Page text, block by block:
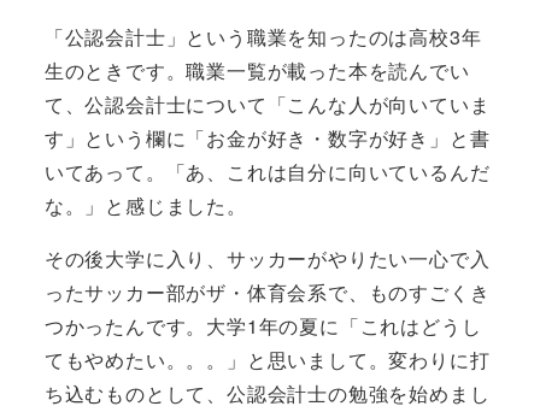
「公認会計士」という職業を知ったのは高校3年
生のときです。職業一覧が載った本を読んでい
て、公認会計士について「こんな人が向いていま
す」という欄に「お金が好き・数字が好き」と書
いてあって。「あ、これは自分に向いているんだ
な。」と感じました。
その後大学に入り、サッカーがやりたい一心で入
ったサッカー部がザ・体育会系で、ものすごくき
つかったんです。大学1年の夏に「これはどうし
てもやめたい。。。」と思いまして。変わりに打
ち込むものとして、公認会計士の勉強を始めまし